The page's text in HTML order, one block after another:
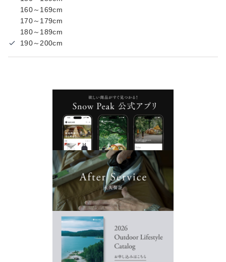
160～169cm
170～179cm
180～189cm
190～200cm